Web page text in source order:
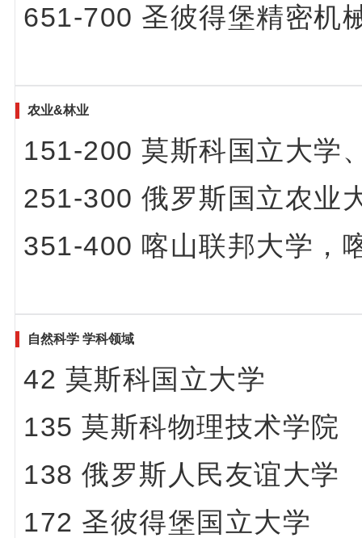
651-700 圣彼得堡精密机
农业&林业
151-200 莫斯科国立大学
251-300 俄罗斯国立农业
351-400 喀山联邦大学，
自然科学 学科领域
42 莫斯科国立大学
135 莫斯科物理技术学院
138 俄罗斯人民友谊大学
172 圣彼得堡国立大学